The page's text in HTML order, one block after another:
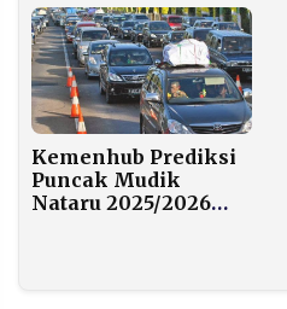
Kemenhub Prediksi
Puncak Mudik
Nataru 2025/2026
Pemudik